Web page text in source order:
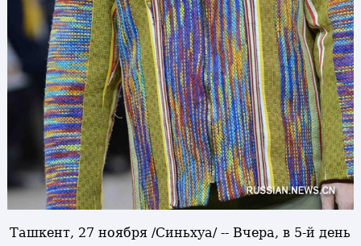
Ташкент, 27 ноября /Синьхуа/ -- Вчера, в 5-й день